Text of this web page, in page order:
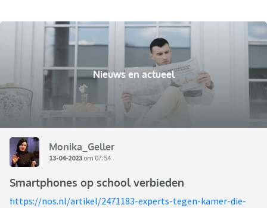
Nieuws en actueel
Monika_Geller
13-04-2023 om 07:54
Smartphones op school verbieden
https://nos.nl/artikel/2471183-experts-tegen-kamer-die-